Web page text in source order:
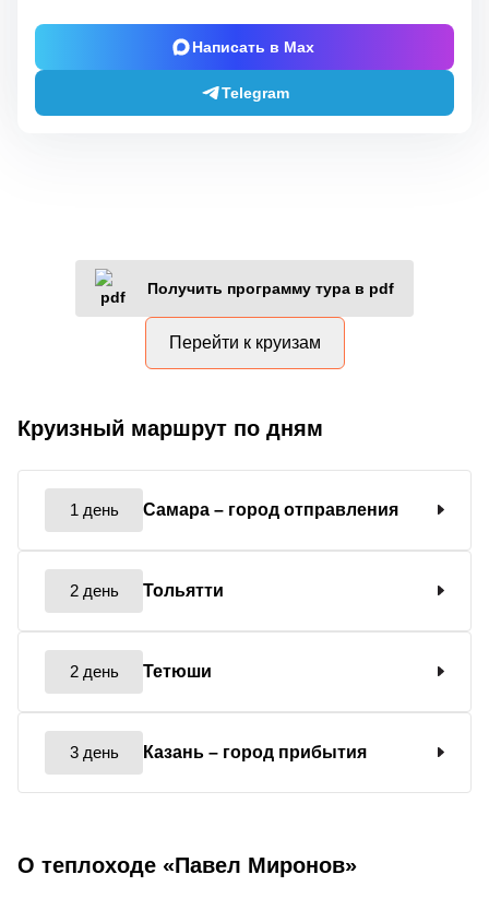
Написать в Max
Telegram
Получить программу тура в pdf
Перейти к круизам
Круизный маршрут по дням
1 день Самара – город отправления
2 день Тольятти
2 день Тетюши
3 день Казань – город прибытия
О теплоходе «Павел Миронов»